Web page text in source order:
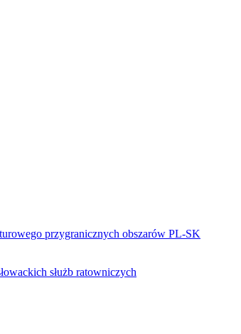
przygranicznych obszarów PL-SK
służb ratowniczych